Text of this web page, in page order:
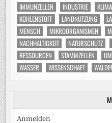
IMMUNZELLEN
INDUSTRIE KLIMA
KOHLENSTOFF
LANDNUTZUNG
MENSCH
MIKROORGANISMEN
NACHHALTIGKEIT
NATURSCHUTZ
RESSOURCEN
STAMMZELLEN
WASSER
WISSENSCHAFT
Anmelden